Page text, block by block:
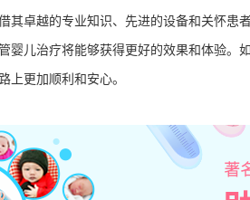
其卓越的专业知识、先进的设备和关怀患
婴儿治疗将能够获得更好的效果和体验。
上更加顺利和安心。